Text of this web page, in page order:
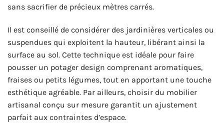
sans sacrifier de précieux mètres carrés.
Il est conseillé de considérer des jardinières verticales ou
suspendues qui exploitent la hauteur, libérant ainsi la
surface au sol. Cette technique est idéale pour faire
pousser un potager design comprenant aromatiques,
fraises ou petits légumes, tout en apportant une touche
esthétique agréable. Par ailleurs, choisir du mobilier
artisanal conçu sur mesure garantit un ajustement
parfait aux contraintes d’espace.